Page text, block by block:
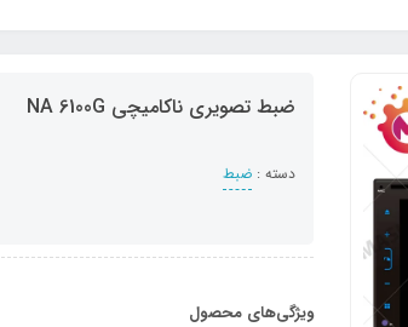
ضبط تصویری ناکامیچی NA 6100G
دسته : ضبط
ویژگی‌های محصول